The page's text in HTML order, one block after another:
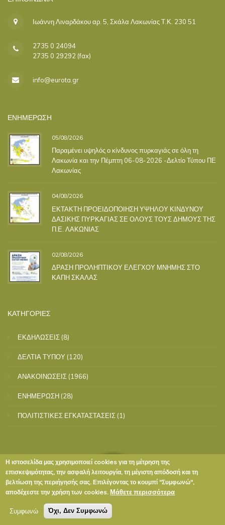
Ιωάννη Λιναρδάκου αρ. 5, Σκάλα Λακωνίας Τ.Κ. 230 51
2735 0 24094
2735 0 29292 (fax)
info@eurota.gr
ΕΝΗΜΕΡΩΣΗ
05/08/2026
Παραμένει υψηλός ο κίνδυνος πυρκαγιάς σε όλη τη
Λακωνία και την Πέμπτη 06-08-2026 -Δελτίο Τύπου ΠΕ
Λακωνίας
04/08/2026
ΕΚΤΑΚΤΗ ΠΡΟΕΙΔΟΠΟΙΗΣΗ ΥΨΗΛΟΥ ΚΙΝΔΥΝΟΥ
ΔΑΣΙΚΗΣ ΠΥΡΚΑΓΙΑΣ ΣΕ ΟΛΟΥΣ ΤΟΥΣ ΔΗΜΟΥΣ ΤΗΣ
Π.Ε. ΛΑΚΩΝΙΑΣ
02/08/2026
ΔΡΑΣΗ ΠΡΟΛΗΠΤΙΚΟΥ ΕΛΕΓΧΟΥ ΜΝΗΜΗΣ ΣΤΟ
ΚΑΠΗ ΣΚΑΛΑΣ
ΚΑΤΗΓΟΡΙΕΣ
ΕΚΔΗΛΩΣΕΙΣ (8)
ΔΕΛΤΙΑ ΤΥΠΟΥ (120)
ΑΝΑΚΟΙΝΩΣΕΙΣ (1966)
ΕΝΗΜΕΡΩΣΗ (28)
ΠΟΛΙΤΙΣΤΙΚΕΣ ΕΓΚΑΤΑΣΤΑΣΕΙΣ (1)
Η ιστοσελίδα μας χρησιμοποιεί cookies για τη μέτρηση της
επισκεψιμότητας, την ασφαλή λειτουργία, τη μέγιστη απόδοσή και τη
βελτίωση της περιήγησής σας. Επιλέγοντας το κουμπί "Συμφωνώ",
αποδέχεστε την χρήση των cookies. Μάθετε περισσότερα
Συμφωνώ Όχι, Δεν Συμφωνώ